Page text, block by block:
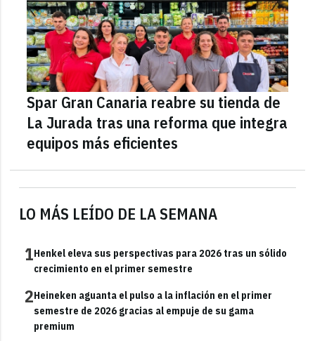
LO MÁS LEÍDO DE LA SEMANA
1Henkel eleva sus perspectivas para 2026 tras un sólido
crecimiento en el primer semestre
2Heineken aguanta el pulso a la inflación en el primer
semestre de 2026 gracias al empuje de su gama
premium
Spar Gran Canaria reabre su tienda de
La Jurada tras una reforma que integra
equipos más eficientes